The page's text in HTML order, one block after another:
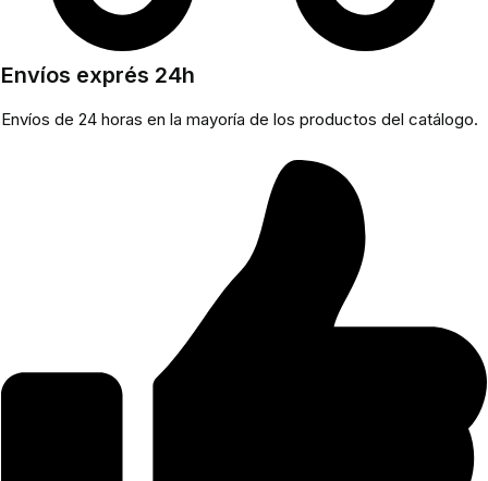
Envíos exprés 24h
Envíos de 24 horas en la mayoría de los productos del catálogo.